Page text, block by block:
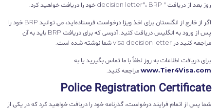
روز بعد از دریافت " decision letter"، BRP خود را دریافت خواهید کرد.
اگر از خارج از انگلستان برای اخذ ویزا درخواست فرستاده‌اید، می توانید BRP خود را
پس از ورود به انگلیس دریافت کنید. آدرسی که برای دریافت BRP باید به آن
مراجعه کنید در visa decision letter شما نوشته شده است.
برای دریافت اطلاعات به روز لطفاً با ما تماس بگیرید یا به
www.Tier4Visa.comمراجعه کنید.
Police Registration Certificate
شما پس از اتمام فرایند درخواست، گذرنامه خود را دریافت خواهید کرد که در یکی از